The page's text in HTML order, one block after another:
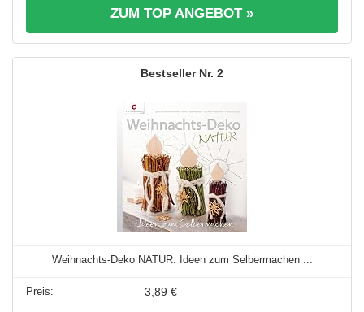
ZUM TOP ANGEBOT »
2
Weihnachts-Deko NATUR: Ideen zum Selbermachen ...
3,89 €